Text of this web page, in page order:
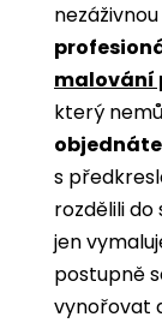
malování
který
s
rozdělili
jen
postupně
vynořovat